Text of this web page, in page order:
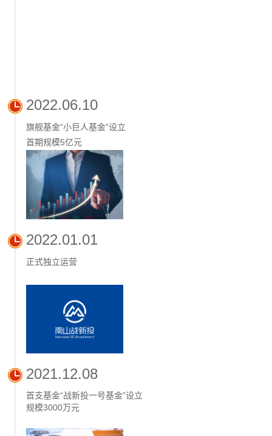
2022.06.10
旗舰基金“小巨人基金”设立
首期规模5亿元
2022.01.01
正式独立运营
2021.12.08
首支基金“战新投一号基金”设立
规模3000万元